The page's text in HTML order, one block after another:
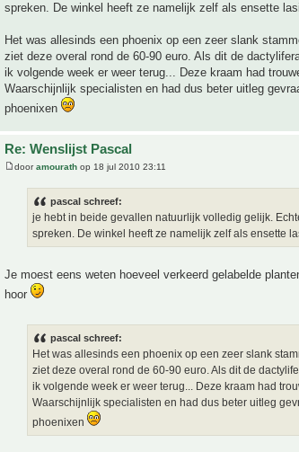
spreken. De winkel heeft ze namelijk zelf als ensette
Het was allesinds een phoenix op een zeer slank
ziet deze overal rond de 60-90 euro. Als dit de
ik volgende week er weer terug... Deze kraam had
Waarschijnlijk specialisten en had dus beter uitleg
phoenixen
Re: Wenslijst Pascal
dooramourath op 18 jul 2010 23:11
pascal schreef:
je hebt in beide gevallen natuurlijk volledig gelijk.
spreken. De winkel heeft ze namelijk zelf als ensette
Je moest eens weten hoeveel verkeerd gelabelde
hoor
pascal schreef:
Het was allesinds een phoenix op een zeer slank
ziet deze overal rond de 60-90 euro. Als dit de
ik volgende week er weer terug... Deze kraam had
Waarschijnlijk specialisten en had dus beter uitleg
phoenixen